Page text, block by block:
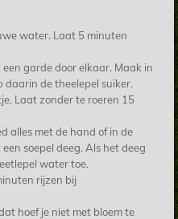
water. Laat 5 minuten
garde door elkaar. Maak in
daarin de theelepel suiker.
Laat zonder te roeren 15
alles met de hand of in de
soepel deeg. Als het deeg
water toe.
rijzen bij
hoef je niet met bloem te